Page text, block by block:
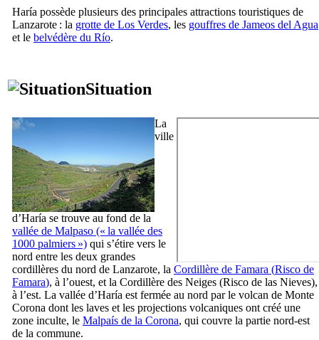
Haría possède plusieurs des principales attractions touristiques de
Lanzarote : la grotte de Los Verdes, les gouffres de Jameos del Agua
et le belvédère du Río.
Situation
La
ville
d’Haría se trouve au fond de la
vallée de Malpaso (« la vallée des
1000 palmiers ») qui s’étire vers le
nord entre les deux grandes
cordillères du nord de Lanzarote, la Cordillère de Famara (Risco de
Famara), à l’ouest, et la Cordillère des Neiges (Risco de las Nieves),
à l’est. La vallée d’Haría est fermée au nord par le volcan de Monte
Corona dont les laves et les projections volcaniques ont créé une
zone inculte, le Malpaís de la Corona, qui couvre la partie nord-est
de la commune.